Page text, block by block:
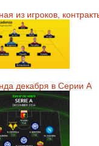
из игроков,
декабря в Серии А